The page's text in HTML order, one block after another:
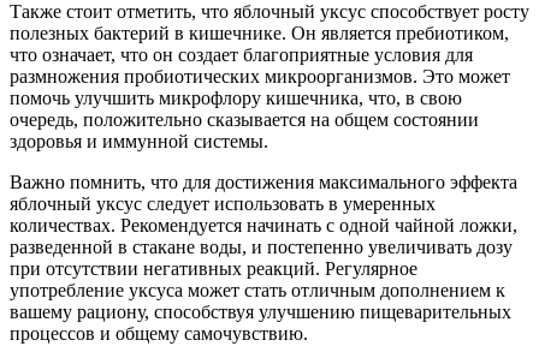
Также стоит отметить, что яблочный уксус способствует росту
полезных бактерий в кишечнике. Он является пребиотиком,
что означает, что он создает благоприятные условия для
размножения пробиотических микроорганизмов. Это может
помочь улучшить микрофлору кишечника, что, в свою
очередь, положительно сказывается на общем состоянии
здоровья и иммунной системы.
Важно помнить, что для достижения максимального эффекта
яблочный уксус следует использовать в умеренных
количествах. Рекомендуется начинать с одной чайной ложки,
разведенной в стакане воды, и постепенно увеличивать дозу
при отсутствии негативных реакций. Регулярное
употребление уксуса может стать отличным дополнением к
вашему рациону, способствуя улучшению пищеварительных
процессов и общему самочувствию.